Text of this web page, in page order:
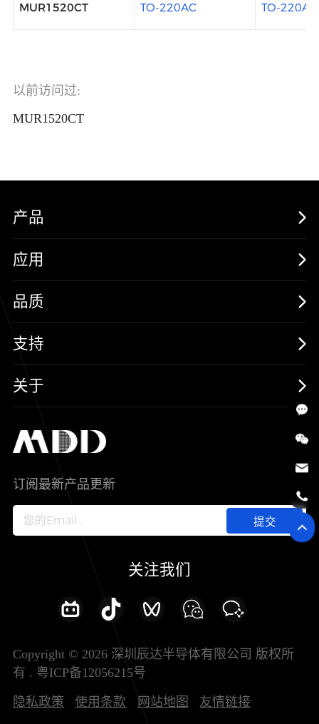
MUR1520CT TO-220AC TO-220AC
以前访问过:
MUR1520CT
产品
MOSFETs
保护器件
三极管
SiC
IC
应用
消费电子
汽车电子
新能源
智能家居
新兴行业
品质
可靠性实验室
质量与环境
其他信息(PCN)
支持
样品与支持
关于
加入我们
订阅最新产品更新
提交
关注我们
Copyright © 2026 深圳辰达半导体有限公司 版权所
有 . 粤ICP备12056215号
隐私政策 使用条款 网站地图 友情链接